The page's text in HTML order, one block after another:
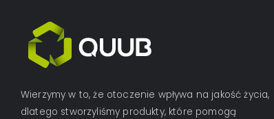
Wierzymy w to, że otoczenie wpływa na jakość życia,
dlatego stworzyliśmy produkty, które pomogą